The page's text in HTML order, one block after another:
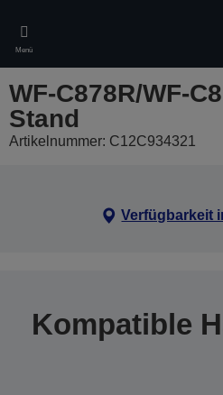
main
content
Menü
WF-C878R/WF-
Stand
Artikelnummer: C12C934321
Verfügbarkeit
Kompatible